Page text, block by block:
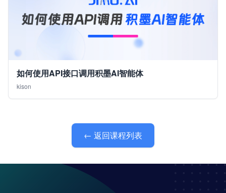
如何使用API接口调用积墨AI智能体
kison
← 返回课程列表